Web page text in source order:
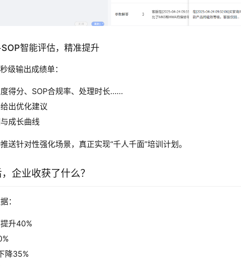
智能评估，精准提升
级输出成绩单：
得分、SOP合规率、处理时长……
出优化建议
成长曲线
送针对性强化场景，真正实现“千人千面”培训计划。
企业收获了什么？
：
升40%
降35%